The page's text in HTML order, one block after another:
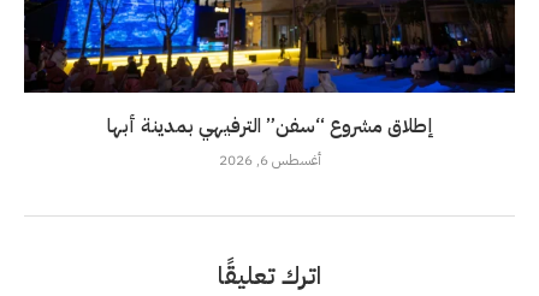
إطلاق مشروع “سفن” الترفيهي بمدينة أبها
أغسطس 6, 2026
اترك تعليقًا